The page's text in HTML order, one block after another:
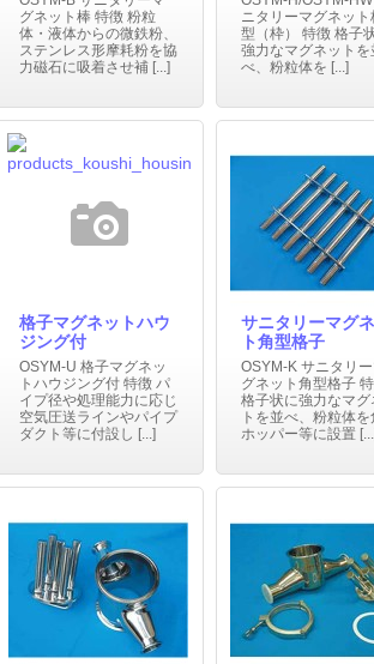
グネット棒 特徴 粉粒
体・液体からの微鉄粉、
ステンレス形摩耗粉を協
力磁石に吸着させ補 [...]
ニタリーマグネット
型（枠） 特徴 格子
強力なマグネットを
べ、粉粒体を [...]
格子マグネットハウ
ジング付
OSYM-U 格子マグネッ
トハウジング付 特徴 パ
イプ径や処理能力に応じ
空気圧送ラインやパイプ
ダクト等に付設し [...]
サニタリーマグ
ト角型格子
OSYM-K サニタリ
グネット角型格子
格子状に強力なマグ
トを並べ、粉粒体を
ホッパー等に設置